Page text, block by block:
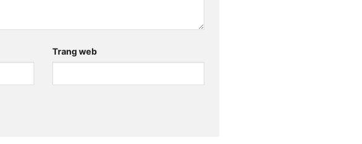
Trang web